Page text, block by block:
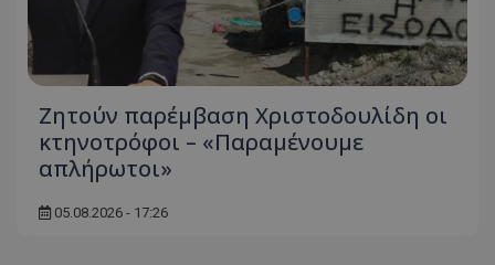
Ζητούν παρέμβαση Χριστοδουλίδη οι
κτηνοτρόφοι – «Παραμένουμε
απλήρωτοι»
05.08.2026 - 17:26